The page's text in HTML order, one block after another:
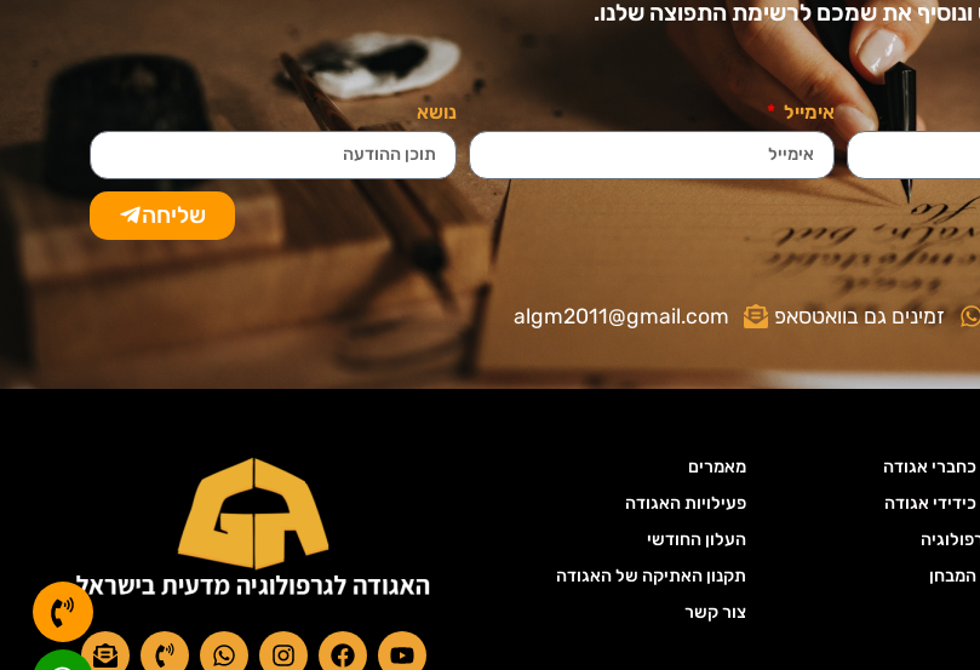
ונוסיף את שמכם לרשימת התפוצה שלנו.
אימייל נושא
שליחה
זמינים גם בוואטסאפ algm2011@gmail.com
אגודה
אגודה
מאמרים
פעילויות האגודה
העלון החודשי
תקנון האתיקה של האגודה
צור קשר